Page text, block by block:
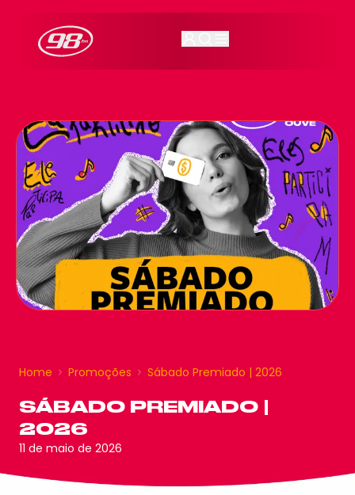
98FM Curitiba
Home Promoções Sábado Premiado | 2026
SÁBADO PREMIADO |
2026
11 de maio de 2026